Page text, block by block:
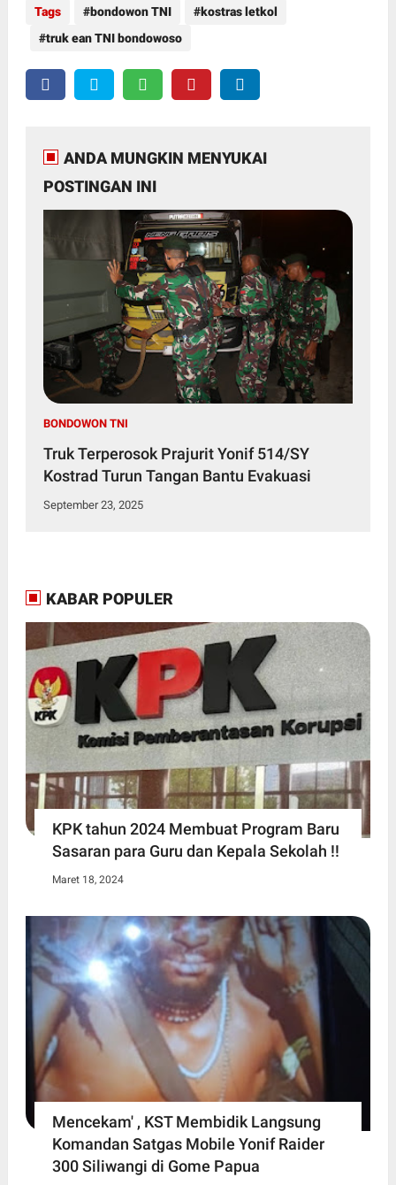
Tags bondowon TNI
kostras letkol
truk ean TNI bondowoso
ANDA MUNGKIN MENYUKAI
POSTINGAN INI
BONDOWON TNI
Truk Terperosok Prajurit Yonif 514/SY
Kostrad Turun Tangan Bantu Evakuasi
September 23, 2025
KABAR POPULER
KPK tahun 2024 Membuat Program Baru
Sasaran para Guru dan Kepala Sekolah !!
Maret 18, 2024
Mencekam' , KST Membidik Langsung
Komandan Satgas Mobile Yonif Raider
300 Siliwangi di Gome Papua